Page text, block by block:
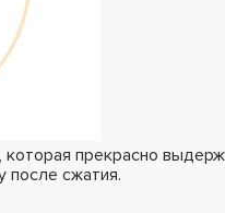
прекрасно
после сжатия.